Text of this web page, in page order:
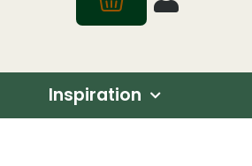
Inspiration